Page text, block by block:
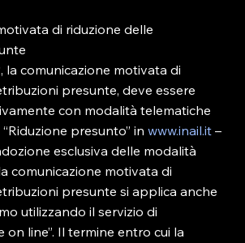
di riduzione delle
la comunicazione motivata di
presunte, deve essere
con modalità telematiche
presunto” in www.inail.it –
esclusiva delle modalità
comunicazione motivata di
presunte si applica anche
utilizzando il servizio di
on line”. Il termine entro cui la